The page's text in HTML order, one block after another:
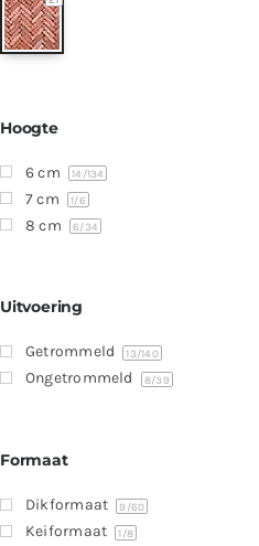
Hoogte
6 cm 14 /134
7 cm 1/6
8 cm 6/34
Uitvoering
Getrommeld 13/140
Ongetrommeld 8/39
Formaat
Dikformaat 9 /60
Keiformaat 1/8